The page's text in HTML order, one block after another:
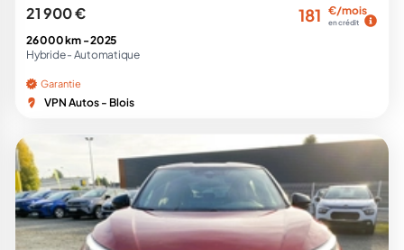
21 900 € 181 €/mois
en crédit
26 000 km -2025
Hybride - Automatique
Garantie
VPN Autos - Blois